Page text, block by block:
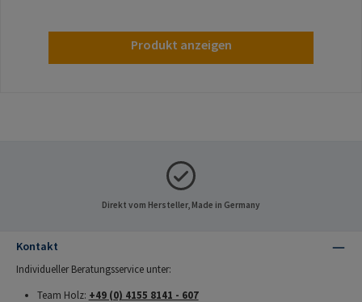
Produkt anzeigen
Direkt vom Hersteller, Made in Germany
Kontakt
Individueller Beratungsservice unter:
Team Holz: +49 (0) 4155 8141 - 607